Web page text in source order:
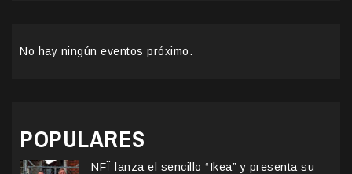
No hay ningún eventos próximo.
POPULARES
NFÏ lanza el sencillo “Ikea” y presenta su